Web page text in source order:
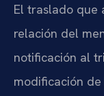
El traslado que
relación del
notificación al
modificación